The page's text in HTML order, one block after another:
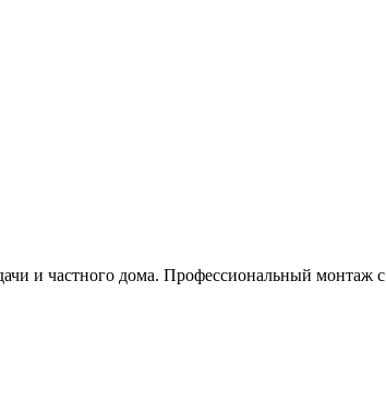
и частного дома. Профессиональный монтаж с